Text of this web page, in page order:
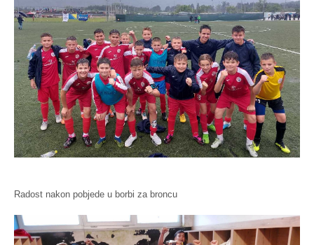
Radost nakon pobjede u borbi za broncu